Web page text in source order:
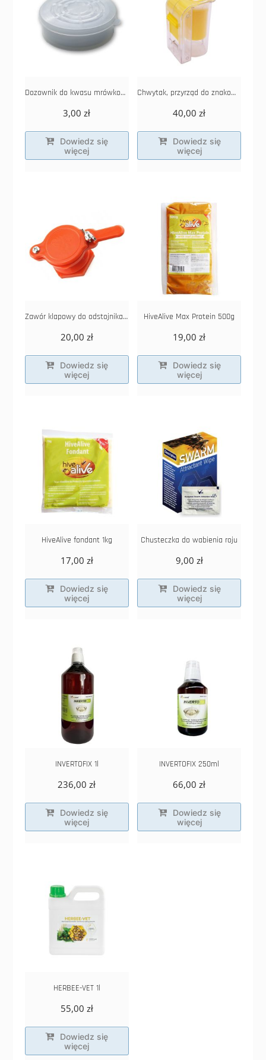
Dozownik do kwasu mrówkowego i octowego mały
3,00zł
Dowiedz się
więcej
Chwytak, przyrząd do znakowania matki
40,00zł
Dowiedz się
więcej
Zawór klapowy do odstojnika 44 mm
20,00 zł
Dowiedz się
więcej
HiveAlive Max Protein 500g
19,00zł
Dowiedz się
więcej
HiveAlive fondant 1kg
17,00 zł
Dowiedz się
więcej
Chusteczka do wabienia roju
9,00 zł
Dowiedz się
więcej
INVERTOFIX 1l
236,00zł
Dowiedz się
więcej
INVERTOFIX 250ml
66,00zł
Dowiedz się
więcej
HERBEE-VET 1l
55,00 zł
Dowiedz się
więcej